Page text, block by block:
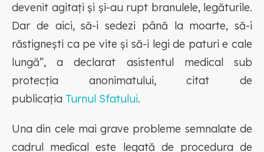
devenit agitați și și-au rupt branulele, legăturile.
Dar de aici, să-i sedezi până la moarte, să-i
răstignești ca pe vite și să-i legi de paturi e cale
lungă”, a declarat asistentul medical sub
protecția anonimatului, citat de
publicația Turnul Sfatului.
Una din cele mai grave probleme semnalate de
cadrul medical este legată de procedura de